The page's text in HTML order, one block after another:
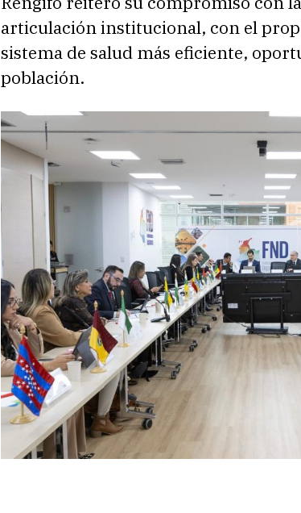
articulación institucional, con el
sistema de salud más eficiente,
población.